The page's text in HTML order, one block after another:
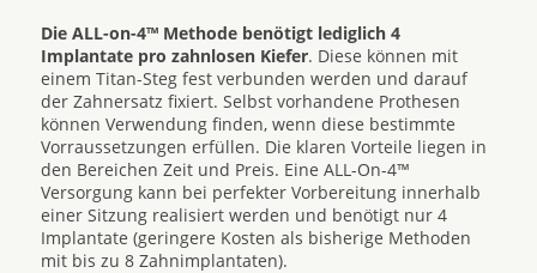
Die ALL-on-4™ Methode benötigt lediglich 4
Implantate pro zahnlosen Kiefer. Diese können mit
einem Titan-Steg fest verbunden werden und darauf
der Zahnersatz fixiert. Selbst vorhandene Prothesen
können Verwendung finden, wenn diese bestimmte
Vorraussetzungen erfüllen. Die klaren Vorteile liegen in
den Bereichen Zeit und Preis. Eine ALL-On-4™
Versorgung kann bei perfekter Vorbereitung innerhalb
einer Sitzung realisiert werden und benötigt nur 4
Implantate (geringere Kosten als bisherige Methoden
mit bis zu 8 Zahnimplantaten).